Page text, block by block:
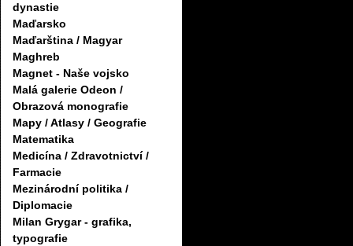
dynastie
Maďarsko
Maďarština / Magyar
Maghreb
Magnet - Naše vojsko
Malá galerie Odeon /
Obrazová monografie
Mapy / Atlasy / Geografie
Matematika
Medicína / Zdravotnictví /
Farmacie
Mezinárodní politika /
Diplomacie
Milan Grygar - grafika,
typografie